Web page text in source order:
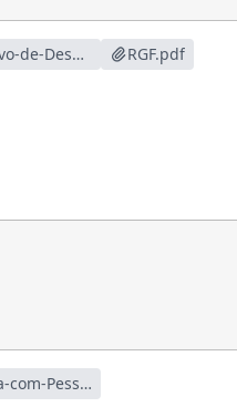
RGF_ANEXOS_Anexo-1-Demonstrativo-de-Despesa-com-Pessoal.pdf RGF.pdf
Anexo-1-Demonstrativo-de-Despesa-com-Pessoal.pdf